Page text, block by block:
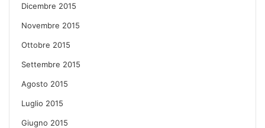
Dicembre 2015
Novembre 2015
Ottobre 2015
Settembre 2015
Agosto 2015
Luglio 2015
Giugno 2015